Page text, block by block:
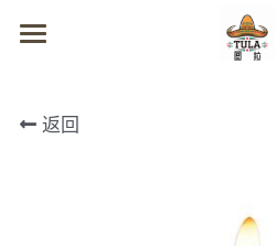
商城
返回
商品分类
所有商品分类